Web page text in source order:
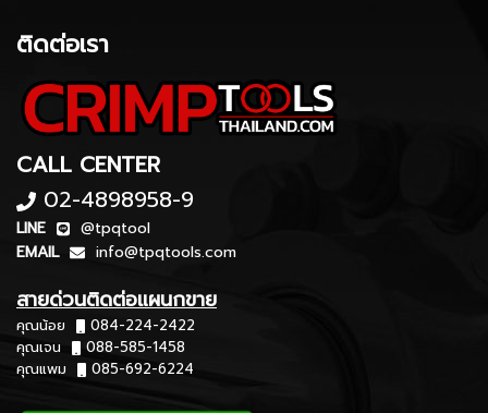
ติดต่อเรา
CALL CENTER
02-4898958-9
LINE
@tpqtool
EMAIL
info@tpqtools.com
สายด่วนติดต่อแผนกขาย
คุณน้อย
084-224-2422
คุณเจน
088-585-1458
คุณแพม
085-692-6224